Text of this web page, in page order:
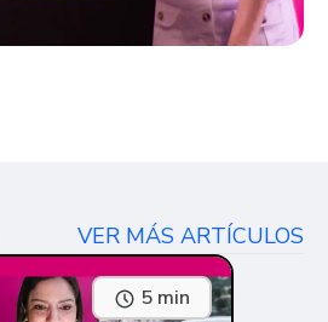
VER MÁS ARTÍCULOS
5 min